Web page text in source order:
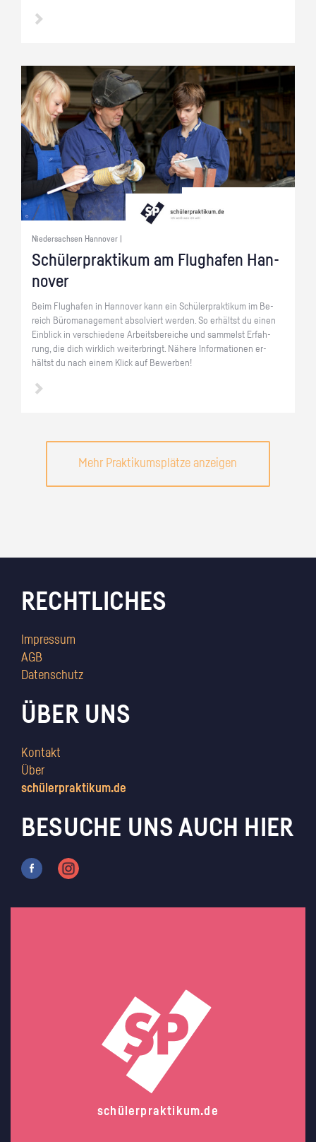
Niedersachsen Hannover |
Schü­ler­prak­ti­kum am Flug­ha­fen Han­
no­ver
Beim Flug­ha­fen in Han­no­ver kann ein Schü­ler­prak­ti­kum im Be­
reich Bü­ro­ma­nage­ment ab­sol­viert wer­den. So er­hältst du einen
Ein­blick in ver­schie­de­ne Ar­beits­be­rei­che und sam­melst Er­fah­
rung, die dich wirk­lich wei­ter­bringt. Nä­he­re In­for­ma­tio­nen er­
hältst du nach einem Klick auf Be­wer­ben!
Mehr Praktikumsplätze anzeigen
RECHTLICHES
Impressum
AGB
Datenschutz
ÜBER UNS
Kontakt
Über
schülerpraktikum.de
BESUCHE UNS AUCH HIER
schülerpraktikum.de